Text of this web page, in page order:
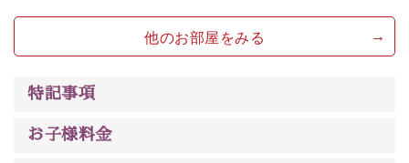
■諏訪大社4社を巡る無料参拝バス
豊富な知識を持ったドライバー兼ガイドが諏訪大社をご
案内します。事前ご予約制ですので、ご利用ご希望の方
は【3日前まで】にお電話ください。
※交通規制などにより運行できない日がございます
他のお部屋をみる
特記事項
お子様料金